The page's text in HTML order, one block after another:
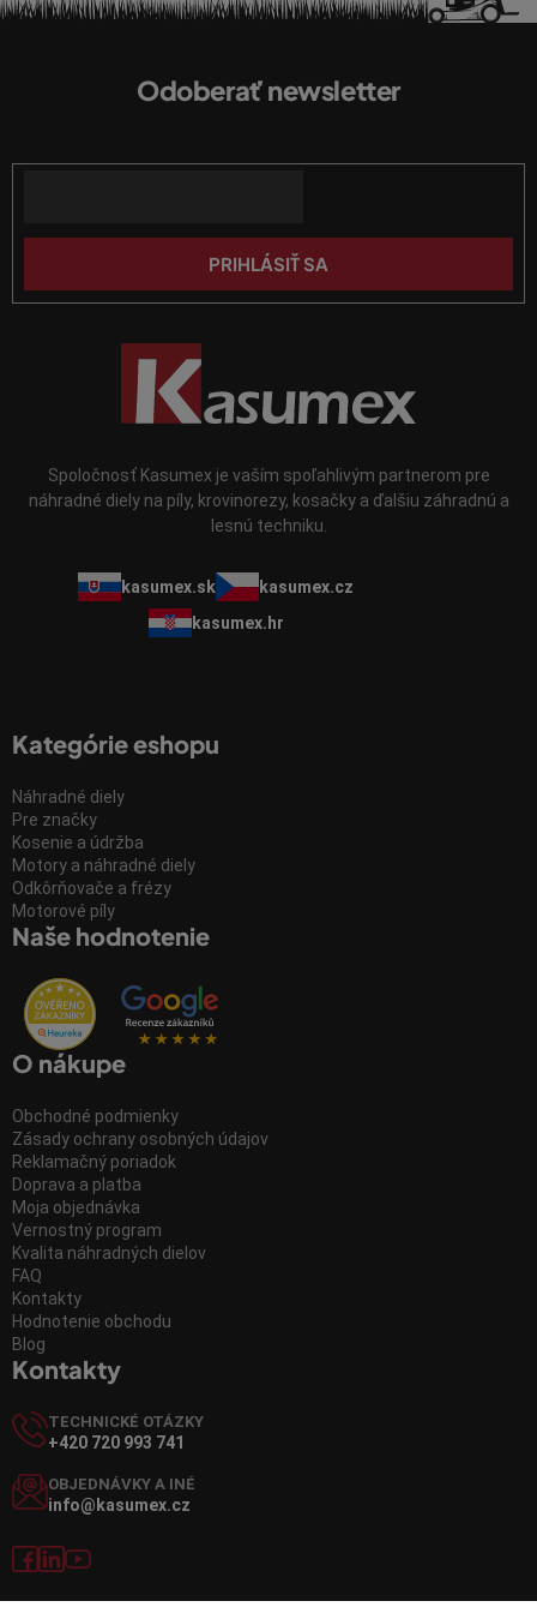
r
y
s
u
t
Spoločnosť Kasumex je vaším spoľahlivým partnerom pre
náhradné diely na píly, krovinorezy, kosačky a ďalšiu záhradnú a
lesnú techniku.
kasumex.sk
kasumex.cz
kasumex.hr
Kategórie eshopu
Náhradné diely
Pre značky
Kosenie a údržba
Motory a náhradné diely
Odkôrňovače a frézy
Motorové píly
Naše hodnotenie
O nákupe
Obchodné podmienky
Zásady ochrany osobných údajov
Reklamačný poriadok
Doprava a platba
Moja objednávka
Vernostný program
Kvalita náhradných dielov
FAQ
Kontakty
Hodnotenie obchodu
Blog
Kontakty
TECHNICKÉ OTÁZKY
+420 720 993 741
OBJEDNÁVKY A INÉ
info@kasumex.cz
Odoberať newsletter
PRIHLÁSIŤ SA